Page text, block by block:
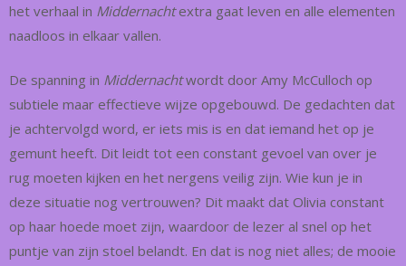
het verhaal in Middernachtextra gaat leven en alle elementen
naadloos in elkaar vallen.
De spanning in Middernachtwordt door Amy McCulloch op
subtiele maar effectieve wijze opgebouwd. De gedachten dat
je achtervolgd word, er iets mis is en dat iemand het op je
gemunt heeft. Dit leidt tot een constant gevoel van over je
rug moeten kijken en het nergens veilig zijn. Wie kun je in
deze situatie nog vertrouwen? Dit maakt dat Olivia constant
op haar hoede moet zijn, waardoor de lezer al snel op het
puntje van zijn stoel belandt. En dat is nog niet alles; de mooie